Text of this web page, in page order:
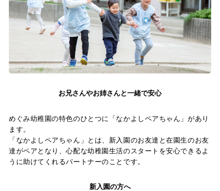
お兄さんやお姉さんと一緒で安心
めぐみ幼稚園の特色のひとつに「なかよしペアちゃん」があり
ます。
「なかよしペアちゃん」とは、新入園のお友達と在園生のお友
達がペアとなり、心配な幼稚園生活のスタートを安心できるよ
うに助けてくれるパートナーのことです。
新入園の方へ